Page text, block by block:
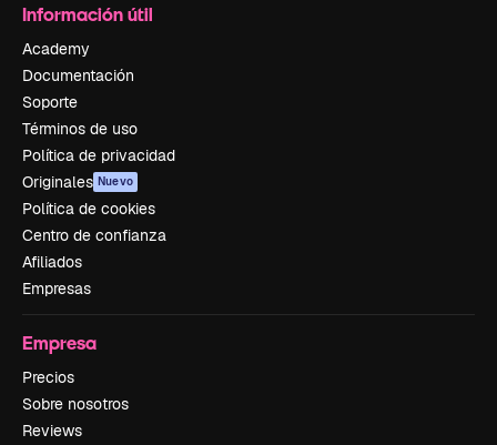
Información útil
Academy
Documentación
Soporte
Términos de uso
Política de privacidad
Originales Nuevo
Política de cookies
Centro de confianza
Afiliados
Empresas
Empresa
Precios
Sobre nosotros
Reviews